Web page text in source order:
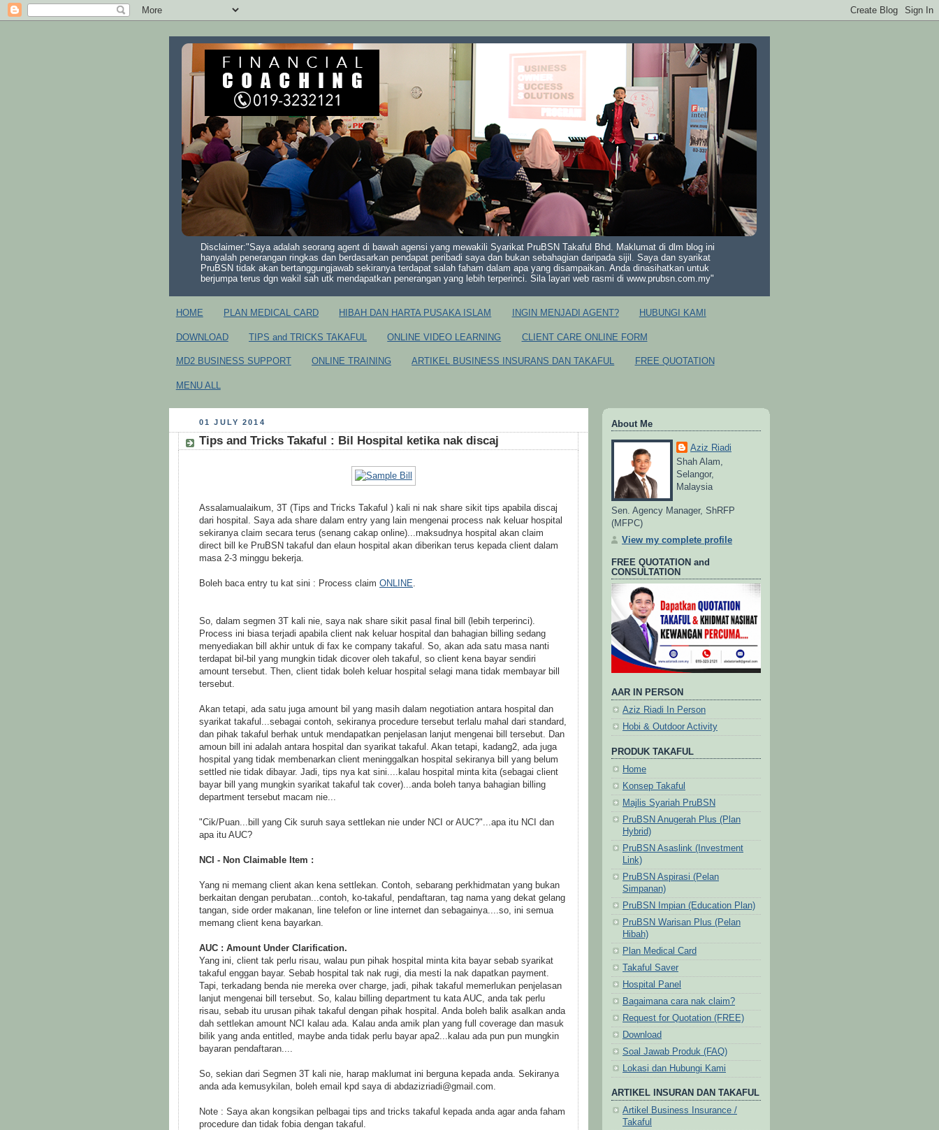
Disclaimer:"Saya adalah seorang agent di bawah agensi yang mewakili Syarikat PruBSN Takaful Bhd. Maklumat di dlm blog ini
hanyalah penerangan ringkas dan berdasarkan pendapat peribadi saya dan bukan sebahagian daripada sijil. Saya dan syarikat
PruBSN tidak akan bertanggungjawab sekiranya terdapat salah faham dalam apa yang disampaikan. Anda dinasihatkan untuk
berjumpa terus dgn wakil sah utk mendapatkan penerangan yang lebih terperinci. Sila layari web rasmi di www.prubsn.com.my"
HOME PLAN MEDICAL CARD HIBAH DAN HARTA PUSAKA ISLAM INGIN MENJADI AGENT? HUBUNGI KAMI
DOWNLOAD TIPS and TRICKS TAKAFUL ONLINE VIDEO LEARNING CLIENT CARE ONLINE FORM
MD2 BUSINESS SUPPORT ONLINE TRAINING ARTIKEL BUSINESS INSURANS DAN TAKAFUL FREE QUOTATION
MENU ALL
01 JULY 2014
Tips and Tricks Takaful : Bil Hospital ketika nak discaj
Assalamualaikum, 3T (Tips and Tricks Takaful ) kali ni nak share sikit tips apabila discaj
dari hospital. Saya ada share dalam entry yang lain mengenai process nak keluar hospital
sekiranya claim secara terus (senang cakap online)...maksudnya hospital akan claim
direct bill ke PruBSN takaful dan elaun hospital akan diberikan terus kepada client dalam
masa 2-3 minggu bekerja.
Boleh baca entry tu kat sini : Process claim ONLINE.
So, dalam segmen 3T kali nie, saya nak share sikit pasal final bill (lebih terperinci).
Process ini biasa terjadi apabila client nak keluar hospital dan bahagian billing sedang
menyediakan bill akhir untuk di fax ke company takaful. So, akan ada satu masa nanti
terdapat bil-bil yang mungkin tidak dicover oleh takaful, so client kena bayar sendiri
amount tersebut. Then, client tidak boleh keluar hospital selagi mana tidak membayar bill
tersebut.
Akan tetapi, ada satu juga amount bil yang masih dalam negotiation antara hospital dan
syarikat takaful...sebagai contoh, sekiranya procedure tersebut terlalu mahal dari standard,
dan pihak takaful berhak untuk mendapatkan penjelasan lanjut mengenai bill tersebut. Dan
amoun bill ini adalah antara hospital dan syarikat takaful. Akan tetapi, kadang2, ada juga
hospital yang tidak membenarkan client meninggalkan hospital sekiranya bill yang belum
settled nie tidak dibayar. Jadi, tips nya kat sini....kalau hospital minta kita (sebagai client
bayar bill yang mungkin syarikat takaful tak cover)...anda boleh tanya bahagian billing
department tersebut macam nie...
"Cik/Puan...bill yang Cik suruh saya settlekan nie under NCI or AUC?"...apa itu NCI dan
apa itu AUC?
NCI - Non Claimable Item :
Yang ni memang client akan kena settlekan. Contoh, sebarang perkhidmatan yang bukan
berkaitan dengan perubatan...contoh, ko-takaful, pendaftaran, tag nama yang dekat gelang
tangan, side order makanan, line telefon or line internet dan sebagainya....so, ini semua
memang client kena bayarkan.
AUC : Amount Under Clarification.
Yang ini, client tak perlu risau, walau pun pihak hospital minta kita bayar sebab syarikat
takaful enggan bayar. Sebab hospital tak nak rugi, dia mesti la nak dapatkan payment.
Tapi, terkadang benda nie mereka over charge, jadi, pihak takaful memerlukan penjelasan
lanjut mengenai bill tersebut. So, kalau billing department tu kata AUC, anda tak perlu
risau, sebab itu urusan pihak takaful dengan pihak hospital. Anda boleh balik asalkan anda
dah settlekan amount NCI kalau ada. Kalau anda amik plan yang full coverage dan masuk
bilik yang anda entitled, maybe anda tidak perlu bayar apa2...kalau ada pun pun mungkin
bayaran pendaftaran....
So, sekian dari Segmen 3T kali nie, harap maklumat ini berguna kepada anda. Sekiranya
anda ada kemusykilan, boleh email kpd saya di abdazizriadi@gmail.com.
Note : Saya akan kongsikan pelbagai tips and tricks takaful kepada anda agar anda faham
procedure dan tidak fobia dengan takaful.
About Me
Aziz Riadi
Shah Alam,
Selangor,
Malaysia
Sen. Agency Manager, ShRFP
(MFPC)
View my complete profile
FREE QUOTATION and
CONSULTATION
AAR IN PERSON
Aziz Riadi In Person
Hobi & Outdoor Activity
PRODUK TAKAFUL
Home
Konsep Takaful
Majlis Syariah PruBSN
PruBSN Anugerah Plus (Plan
Hybrid)
PruBSN Asaslink (Investment
Link)
PruBSN Aspirasi (Pelan
Simpanan)
PruBSN Impian (Education Plan)
PruBSN Warisan Plus (Pelan
Hibah)
Plan Medical Card
Takaful Saver
Hospital Panel
Bagaimana cara nak claim?
Request for Quotation (FREE)
Download
Soal Jawab Produk (FAQ)
Lokasi dan Hubungi Kami
ARTIKEL INSURAN DAN TAKAFUL
Artikel Business Insurance /
Takaful